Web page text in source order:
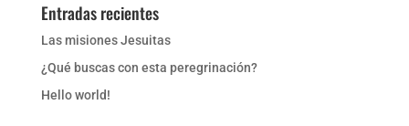
Entradas recientes
Las misiones Jesuitas
¿Qué buscas con esta peregrinación?
Hello world!